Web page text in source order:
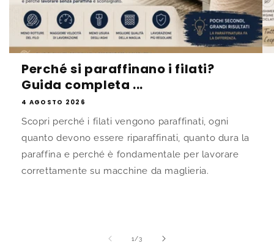
Perché si paraffinano i filati?
Guida completa ...
4 AGOSTO 2026
Scopri perché i filati vengono paraffinati, ogni
quanto devono essere riparaffinati, quanto dura la
paraffina e perché è fondamentale per lavorare
correttamente su macchine da maglieria.
1 /su
3